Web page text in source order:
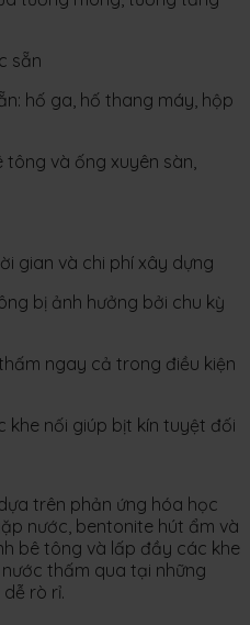
sẵn
hố ga, hố thang máy, hộp
tông và ống xuyên sàn,
gian và chi phí xây dựng
bị ảnh hưởng bởi chu kỳ
ngay cả trong điều kiện
khe nối giúp bịt kín tuyệt đối
trên phản ứng hóa học
nước, bentonite hút ẩm và
bê tông và lấp đầy các khe
thấm qua tại những
rò rỉ.